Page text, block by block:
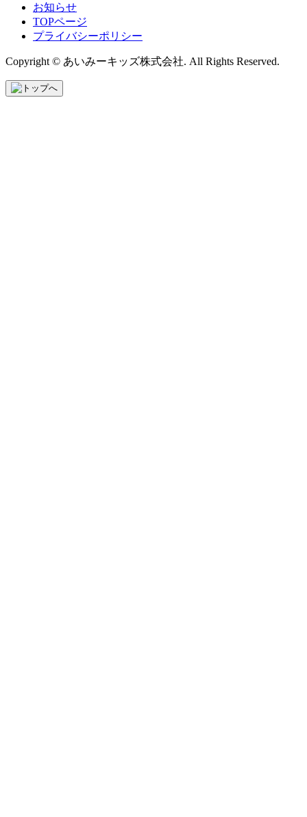
お知らせ
TOPページ
プライバシーポリシー
Copyright © あいみーキッズ株式会社. All Rights Reserved.